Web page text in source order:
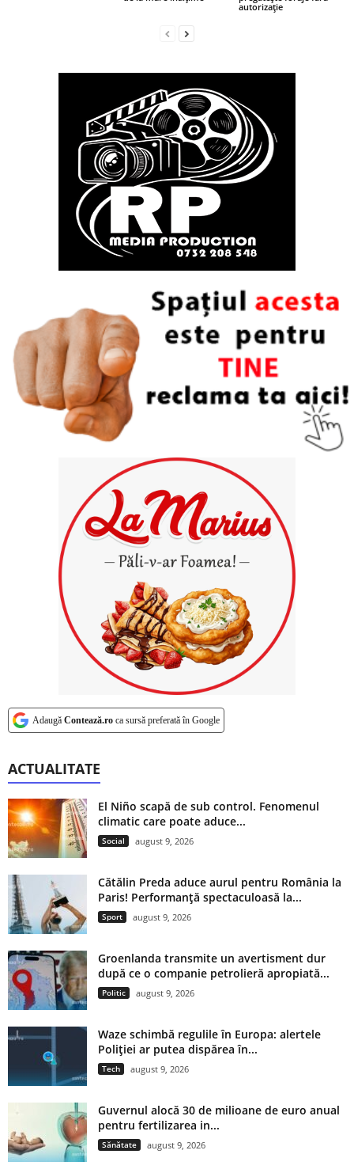
autorizație
Adaugă Contează.ro ca sursă preferată în Google
ACTUALITATE
El Niño scapă de sub control. Fenomenul
climatic care poate aduce...
Social august 9, 2026
Cătălin Preda aduce aurul pentru România la
Paris! Performanță spectaculoasă la...
Sport august 9, 2026
Groenlanda transmite un avertisment dur
după ce o companie petrolieră apropiată...
Politic august 9, 2026
Waze schimbă regulile în Europa: alertele
Poliției ar putea dispărea în...
Tech august 9, 2026
Guvernul alocă 30 de milioane de euro anual
pentru fertilizarea in...
Sănătate august 9, 2026